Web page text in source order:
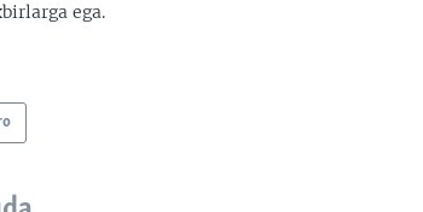
ega.